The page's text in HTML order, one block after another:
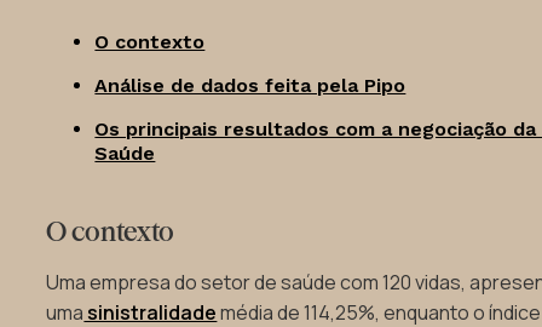
O contexto
Análise de dados feita pela Pipo
Os principais resultados com a negociação da
Saúde
O contexto
Uma empresa do setor de saúde com 120 vidas,
umasinistralidademédia de 114,25%, enquanto o índice